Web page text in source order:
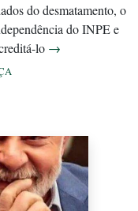
do desmatamento, o
do INPE e
lo →